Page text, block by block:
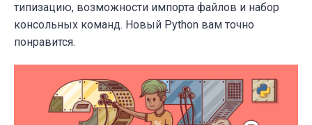
типизацию, возможности импорта файлов и набор
консольных команд. Новый Python вам точно
понравится.